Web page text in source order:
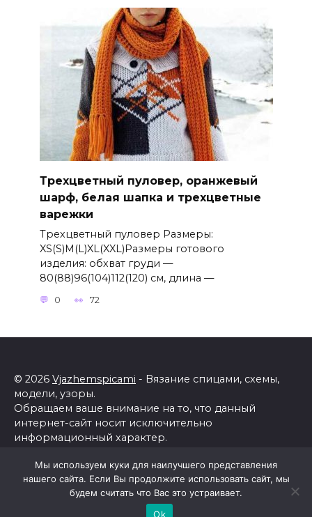
Трехцветный пуловер, оранжевый
шарф, белая шапка и трехцветные
варежки
Трехцветный пуловер Размеры:
XS(S)M(L)XL(XXL)Размеры готового
изделия: обхват груди —
80(88)96(104)112(120) см, длина —
0 72
© 2026 Vjazhemspicami - Вязание спицами, схемы,
модели, узоры.
Обращаем ваше внимание на то, что данный
интернет-сайт носит исключительно
информационный характер.
Все права защищены.
Политика конфиденциальности
Мы используем куки для наилучшего представления
нашего сайта. Если Вы продолжите использовать сайт, мы
будем считать что Вас это устраивает.
Ok